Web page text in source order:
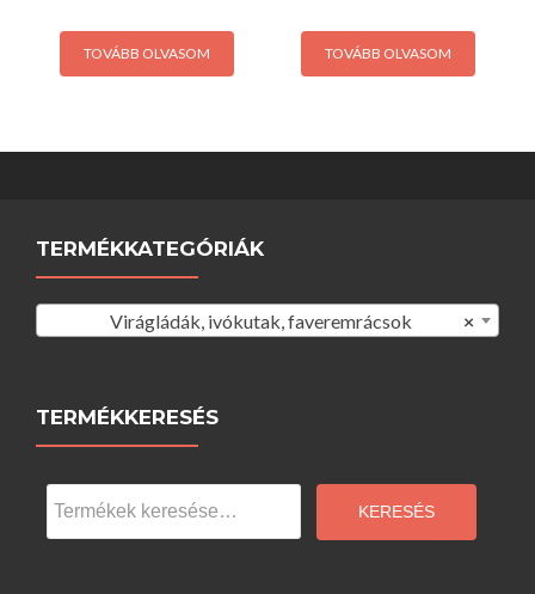
TOVÁBB OLVASOM TOVÁBB OLVASOM
TERMÉKKATEGÓRIÁK
×
Virágládák, ivókutak, faveremrácsok
TERMÉKKERESÉS
Keresés
a
KERESÉS